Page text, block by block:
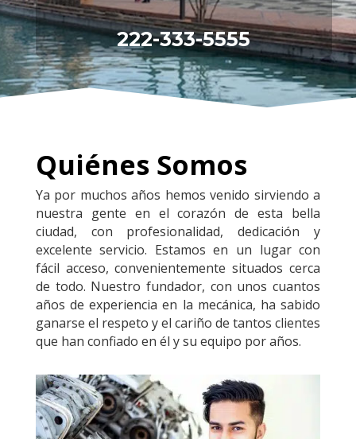
222-333-5555
Quiénes Somos
Ya por muchos años hemos venido sirviendo a
nuestra gente en el corazón de esta bella
ciudad, con profesionalidad, dedicación y
excelente servicio. Estamos en un lugar con
fácil acceso, convenientemente situados cerca
de todo. Nuestro fundador, con unos cuantos
años de experiencia en la mecánica, ha sabido
ganarse el respeto y el cariño de tantos clientes
que han confiado en él y su equipo por años.